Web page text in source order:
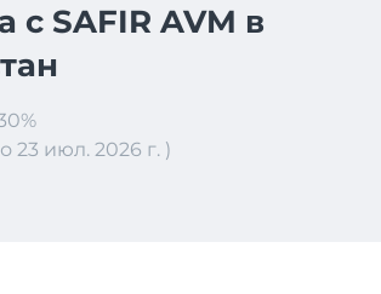
с SAFIR AVM в
23 июл. 2026 г. )